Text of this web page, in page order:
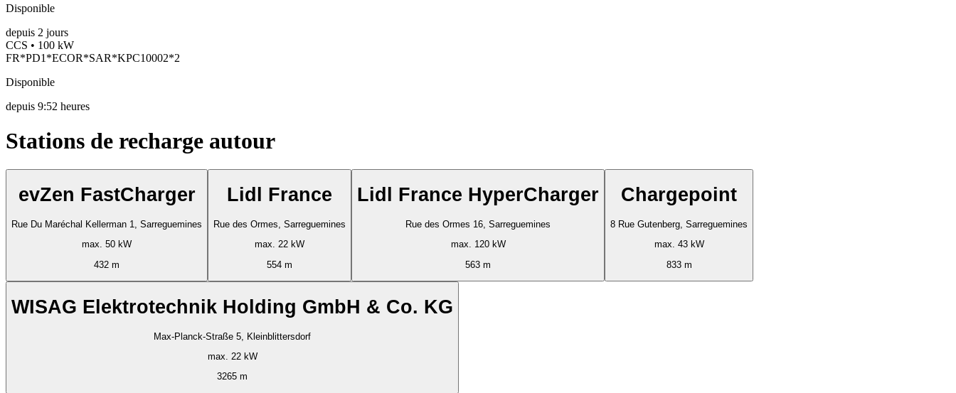
Disponible
depuis 2 jours
CCS • 100 kW
FR*PD1*ECOR*SAR*KPC10002*2
Disponible
depuis 9:52 heures
Stations de recharge autour
evZen FastCharger
Rue Du Maréchal Kellerman 1, Sarreguemines
max. 50 kW
432 m
Lidl France
Rue des Ormes, Sarreguemines
max. 22 kW
554 m
Lidl France HyperCharger
Rue des Ormes 16, Sarreguemines
max. 120 kW
563 m
Chargepoint
8 Rue Gutenberg, Sarreguemines
max. 43 kW
833 m
WISAG Elektrotechnik Holding GmbH & Co. KG
Max-Planck-Straße 5, Kleinblittersdorf
max. 22 kW
3265 m